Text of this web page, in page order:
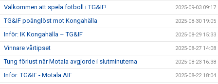
Välkommen att spela fotboll i TG&IF! 2025-09-03 09:17
TG&IF poänglöst mot Kongahälla 2025-08-30 19:05
Inför: IK Kongahälla – TG&IF 2025-08-29 15:33
Vinnare vårtipset 2025-08-27 14:08
Tung förlust när Motala avgjorde i slutminuterna 2025-08-23 16:38
Inför: TG&IF - Motala AIF 2025-08-22 18:04